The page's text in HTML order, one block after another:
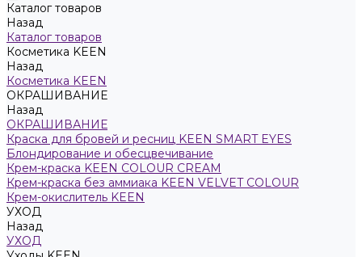
Каталог товаров
Назад
Каталог товаров
Косметика KEEN
Назад
Косметика KEEN
ОКРАШИВАНИЕ
Назад
ОКРАШИВАНИЕ
Краска для бровей и ресниц KEEN SMART EYES
Блондирование и обесцвечивание
Крем-краска KEEN COLOUR CREAM
Крем-краска без аммиака KEEN VELVET COLOUR
Крем-окислитель KEEN
УХОД
Назад
УХОД